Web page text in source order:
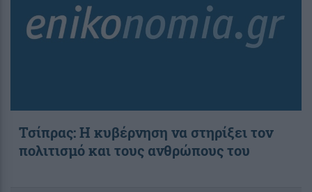
Τσίπρας: Η κυβέρνηση να στηρίξει τον
πολιτισμό και τους ανθρώπους του